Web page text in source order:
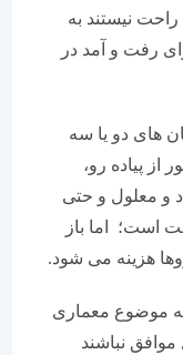
به
و آمد در
دو یا سه
رو،
و حتی
اما باز
می شود.
معماری